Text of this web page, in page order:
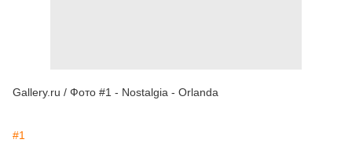
Gallery.ru / Фото #1 - Nostalgia - Orlanda
#1